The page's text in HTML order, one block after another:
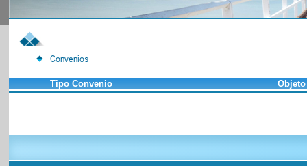
Convenios
Tipo Convenio Objeto